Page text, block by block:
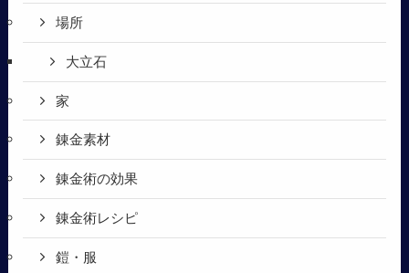
場所
大立石
家
錬金素材
錬金術の効果
錬金術レシピ
鎧・服